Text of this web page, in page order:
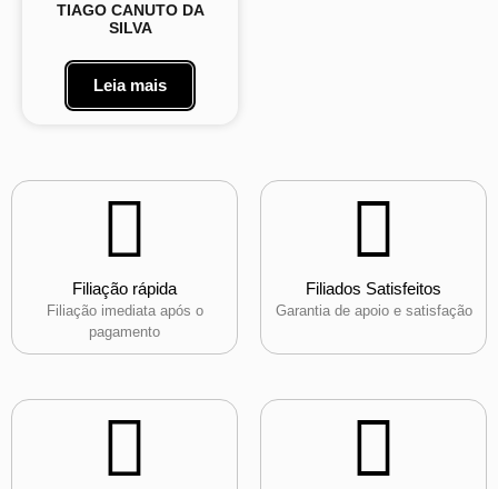
TIAGO CANUTO DA
SILVA
Leia mais
Filiação rápida
Filiação imediata após o
pagamento
Filiados Satisfeitos
Garantia de apoio e satisfação